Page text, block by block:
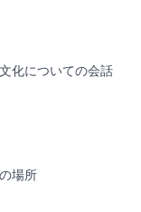
化についての会話
場所